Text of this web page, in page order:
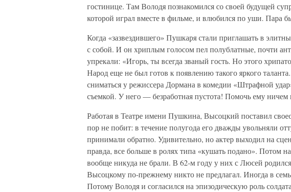
гостинице. Там Володя познакомился со своей будущей
которой играл вместе в фильме, и влюбился по уши. Пара
Когда «зазвездившего» Пушкаря стали приглашать в
с собой. И он хриплым голосом пел полублатные, почти
упрекали: «Игорь, ты всегда званый гость. Но этого
Народ еще не был готов к появлению такого яркого
сниматься у режиссера Дормана в комедии «Штрафной
съемкой. У него — безработная пустота! Помочь ему ничем
Работая в Театре имени Пушкина, Высоцкий поставил
пор не побит: в течение полугода его дважды увольняли
принимали обратно. Удивительно, но актер выходил на
правда, все больше в ролях типа «кушать подано». Потом
вообще никуда не брали. В 62-м году у них с Люсей
Высоцкому по-прежнему никто не предлагал. Иногда в
Потому Володя и согласился на эпизодическую роль